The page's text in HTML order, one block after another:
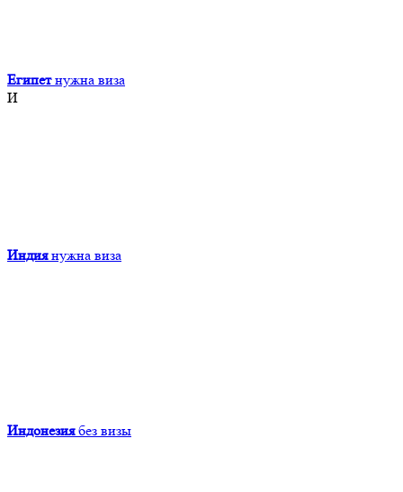
Египет нужна виза
И
Индия нужна виза
Индонезия без визы